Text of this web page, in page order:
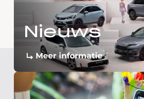
Nieuws
Meer informatie